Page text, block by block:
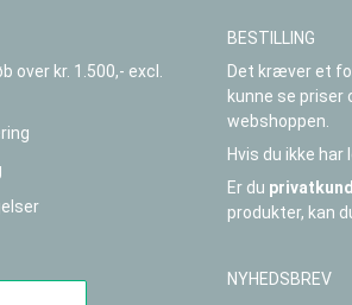
over kr. 1.500,- excl.
BESTILLING
Det kræver et
kunne se priser
webshoppen.
Hvis du ikke har
Er du
produkter, kan
NYHEDSBREV